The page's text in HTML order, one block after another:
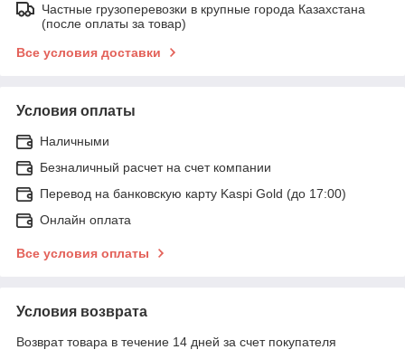
Частные грузоперевозки в крупные города Казахстана
(после оплаты за товар)
Все условия доставки
Условия оплаты
Наличными
Безналичный расчет на счет компании
Перевод на банковскую карту Kaspi Gold (до 17:00)
Онлайн оплата
Все условия оплаты
Условия возврата
Возврат товара в течение 14 дней за счет покупателя